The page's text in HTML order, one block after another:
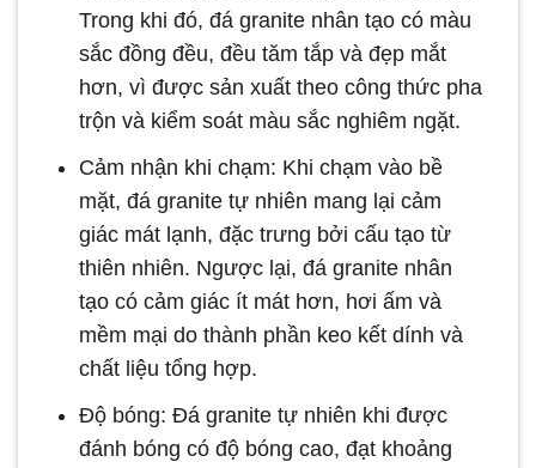
Trong khi đó, đá granite nhân tạo có màu
sắc đồng đều, đều tăm tắp và đẹp mắt
hơn, vì được sản xuất theo công thức pha
trộn và kiểm soát màu sắc nghiêm ngặt.
Cảm nhận khi chạm: Khi chạm vào bề
mặt, đá granite tự nhiên mang lại cảm
giác mát lạnh, đặc trưng bởi cấu tạo từ
thiên nhiên. Ngược lại, đá granite nhân
tạo có cảm giác ít mát hơn, hơi ấm và
mềm mại do thành phần keo kết dính và
chất liệu tổng hợp.
Độ bóng: Đá granite tự nhiên khi được
đánh bóng có độ bóng cao, đạt khoảng